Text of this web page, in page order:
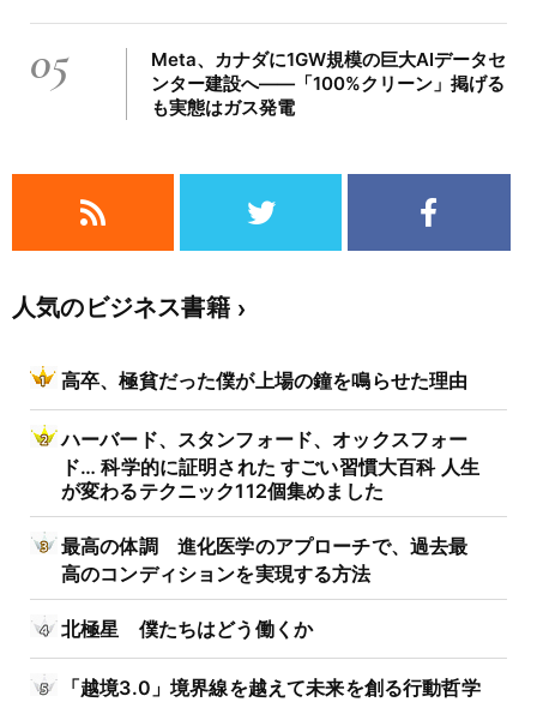
05
Meta、カナダに1GW規模の巨大AIデータセ
ンター建設へ――「100%クリーン」掲げる
も実態はガス発電
人気のビジネス書籍
高卒、極貧だった僕が上場の鐘を鳴らせた理由
ハーバード、スタンフォード、オックスフォー
ド… 科学的に証明された すごい習慣大百科 人生
が変わるテクニック112個集めました
最高の体調 進化医学のアプローチで、過去最
高のコンディションを実現する方法
北極星 僕たちはどう働くか
「越境3.0」境界線を越えて未来を創る行動哲学